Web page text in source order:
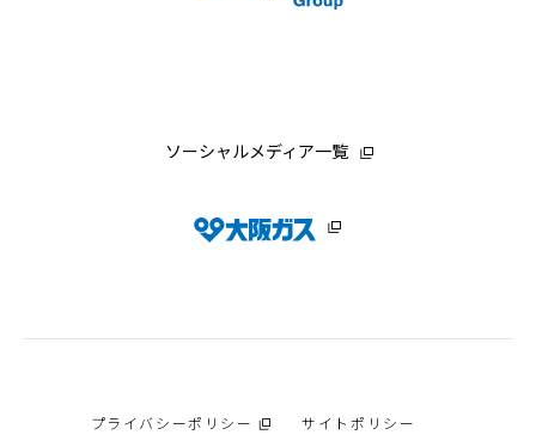
ソーシャルメディア一覧
プライバシーポリシー サイトポリシー